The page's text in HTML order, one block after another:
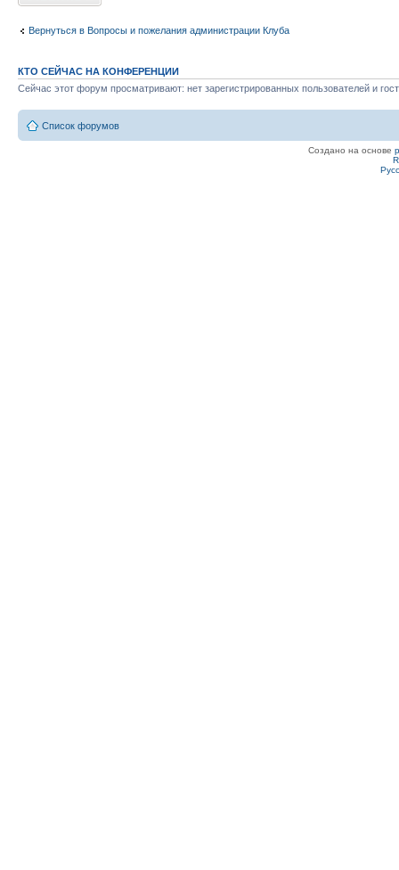
Вернуться в Вопросы и пожелания администрации Клуба
КТО СЕЙЧАС НА КОНФЕРЕНЦИИ
Сейчас этот форум просматривают: нет зарегистрированных пользователей и
Список форумов
Создано на основе